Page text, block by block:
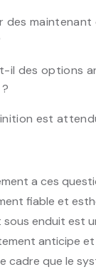
des
il des options
est
a ces
fiable et
enduit est
anticipe et
cadre que le